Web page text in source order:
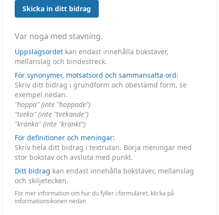
Skicka in ditt bidrag
Var noga med stavning.
Uppslagsordet kan endast innehålla bokstäver,
mellanslag och bindestreck.
För synonymer, motsatsord och sammansatta ord:
Skriv ditt bidrag i grundform och obestämd form, se
exempel nedan.
"hoppa" (inte "hoppade")
"tveka" (inte "tvekande")
"kränka" (inte "kränkt")
För definitioner och meningar:
Skriv hela ditt bidrag i textrutan. Börja meningar med
stor bokstav och avsluta med punkt.
Ditt bidrag kan endast innehålla bokstäver, mellanslag
och skiljetecken.
För mer information om hur du fyller i formuläret, klicka på
informationsikonen nedan